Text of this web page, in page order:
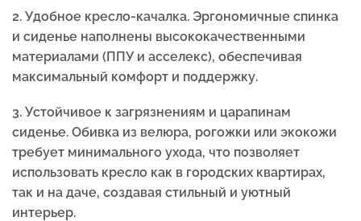
2. Удобное кресло-качалка. Эргономичные спинка
и сиденье наполнены высококачественными
материалами (ППУ и асселекс), обеспечивая
максимальный комфорт и поддержку.
3. Устойчивое к загрязнениям и царапинам
сиденье. Обивка из велюра, рогожки или экокожи
требует минимального ухода, что позволяет
использовать кресло как в городских квартирах,
так и на даче, создавая стильный и уютный
интерьер.